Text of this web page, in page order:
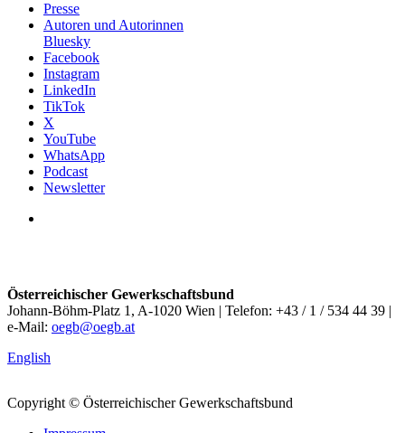
Presse
Autoren und Autorinnen
Bluesky
Facebook
Instagram
LinkedIn
TikTok
X
YouTube
WhatsApp
Podcast
Newsletter
Österreichischer Gewerkschaftsbund
Johann-Böhm-Platz 1, A-1020 Wien | Telefon: +43 / 1 / 534 44 39 |
e-Mail: oegb@oegb.at
English
Copyright © Österreichischer Gewerkschaftsbund